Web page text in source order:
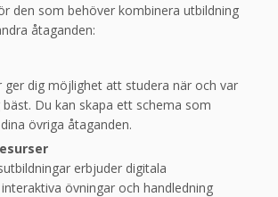
den som behöver kombinera utbildning
åtaganden:
ger dig möjlighet att studera när och var
bäst. Du kan skapa ett schema som
övriga åtaganden.
erbjuder digitala
övningar och handledning